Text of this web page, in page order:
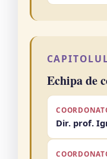
Echipa de
Dir. prof.